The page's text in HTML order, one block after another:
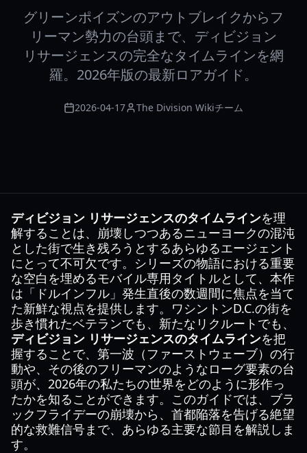
グリーンポイズンのアウトブレイクからフ
リーマン勢力の台頭まで、ディビジョン
リサージェンスの完全なタイムラインを網
羅。2026年版の最新ロアガイド。
2026-04-17 The Division Wikiチーム
ディビジョン リサージェンスのタイムラインを理
解することは、崩壊しつつあるニューヨークの混沌
とした街で生き残ろうとするあらゆるエージェント
にとって不可欠です。シリーズの物語における重要
な空白を埋めるモバイル専用タイトルとして、本作
は「ドルインフル」発生直後の数週間に焦点を当て
た新鮮な視点を提供します。ワシントンD.C.の街を
歩き慣れたベテランでも、新たなリクルートでも、
ディビジョン リサージェンスのタイムラインを把
握することで、第一波（ファーストウェーブ）の行
動や、その後のフリーマンのようなローグ要素の台
頭が、2026年の私たちの世界をどのように形作っ
たかを知ることができます。このガイドでは、ブラ
ックフライデーの崩壊から、首都陥落を告げる絶望
的な救難信号まで、あらゆる主要な節目を解説しま
す。